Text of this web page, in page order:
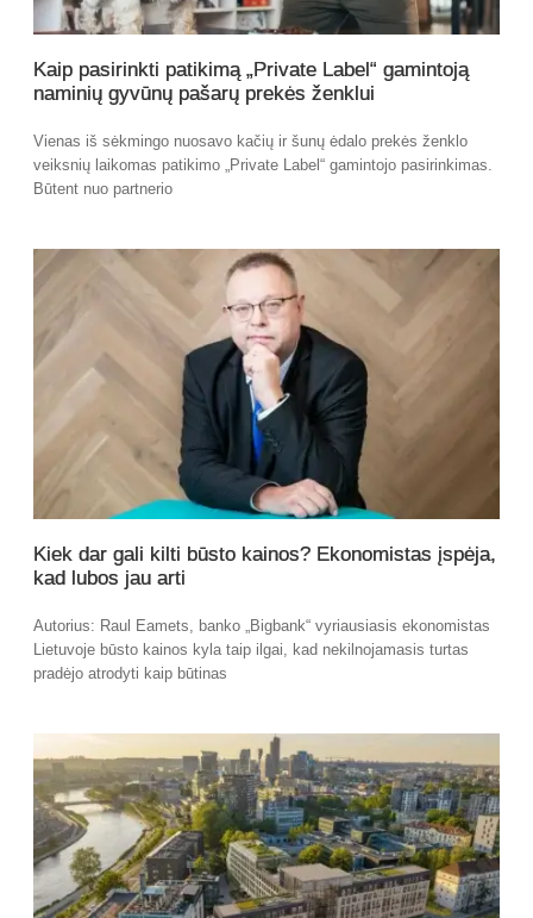
Kaip pasirinkti patikimą „Private Label“ gamintoją
naminių gyvūnų pašarų prekės ženklui
Vienas iš sėkmingo nuosavo kačių ir šunų ėdalo prekės ženklo
veiksnių laikomas patikimo „Private Label“ gamintojo pasirinkimas.
Būtent nuo partnerio
Kiek dar gali kilti būsto kainos? Ekonomistas įspėja,
kad lubos jau arti
Autorius: Raul Eamets, banko „Bigbank“ vyriausiasis ekonomistas
Lietuvoje būsto kainos kyla taip ilgai, kad nekilnojamasis turtas
pradėjo atrodyti kaip būtinas